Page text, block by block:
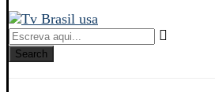
Search